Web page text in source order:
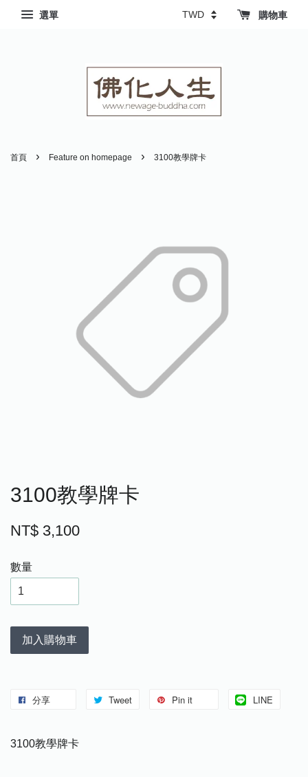
選單 購物車
首頁 › Feature on homepage › 3100教學牌卡
3100教學牌卡
NT$ 3,100
數量
加入購物車
分享 Tweet Pin it LINE
3100教學牌卡